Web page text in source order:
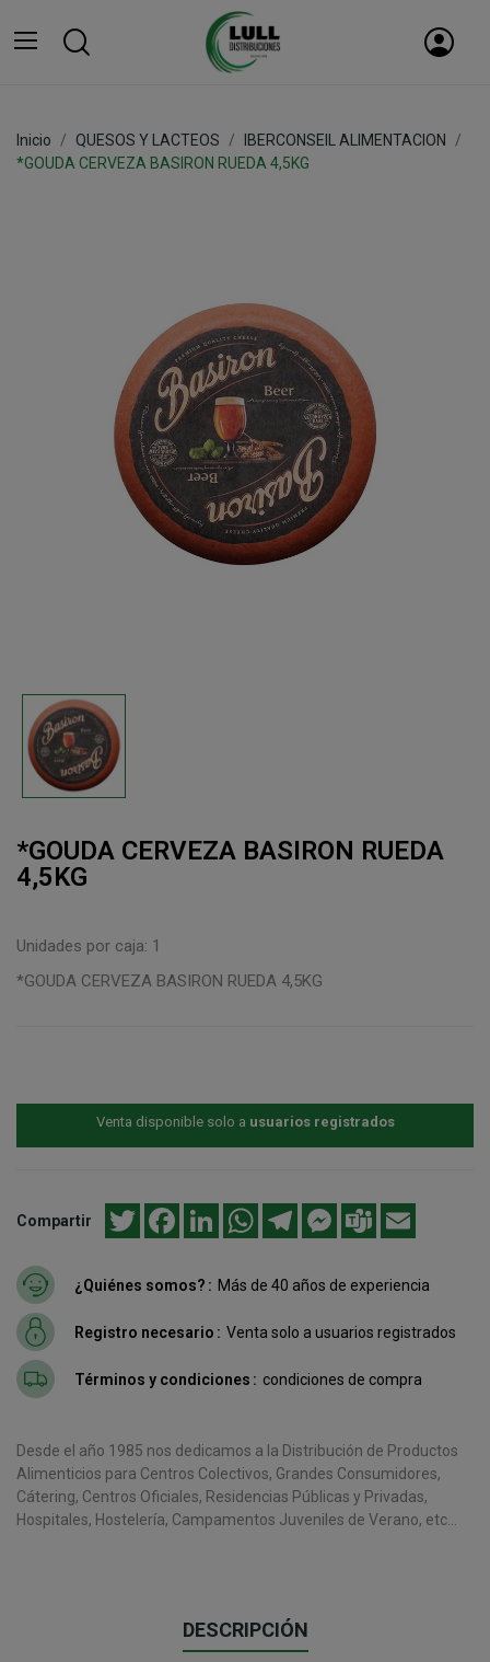
Inicio QUESOS Y LACTEOS
IBERCONSEIL ALIMENTACION
*GOUDA CERVEZA BASIRON RUEDA 4,5KG
*GOUDA CERVEZA BASIRON RUEDA
4,5KG
Unidades por caja: 1
*GOUDA CERVEZA BASIRON RUEDA 4,5KG
Venta disponible solo a usuarios registrados
Compartir Twitter FacebookLinkedInWhatsAppTelegramMessenger
Teams
¿Quiénes somos? Más de 40 años de experiencia
Registro necesario Venta solo a usuarios registrados
Términos y condiciones condiciones de compra
Desde el año 1985 nos dedicamos a la Distribución de Productos
Alimenticios para Centros Colectivos, Grandes Consumidores,
Cátering, Centros Oficiales, Residencias Públicas y Privadas,
Hospitales, Hostelería, Campamentos Juveniles de Verano, etc...
DESCRIPCIÓN